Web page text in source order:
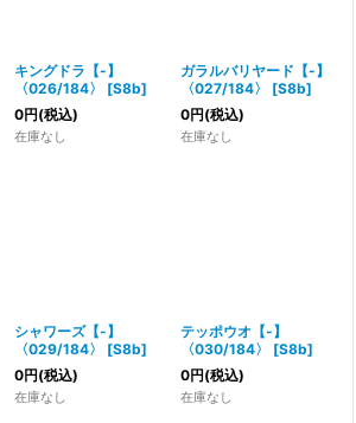
キングドラ【-】
〈026/184〉
[S8b]
0円(税込)
在庫なし
ガラルバリヤード【-】
〈027/184〉
[S8b]
0円(税込)
在庫なし
シャワーズ【-】
〈029/184〉
[S8b]
0円(税込)
在庫なし
テッポウオ【-】
〈030/184〉
[S8b]
0円(税込)
在庫なし